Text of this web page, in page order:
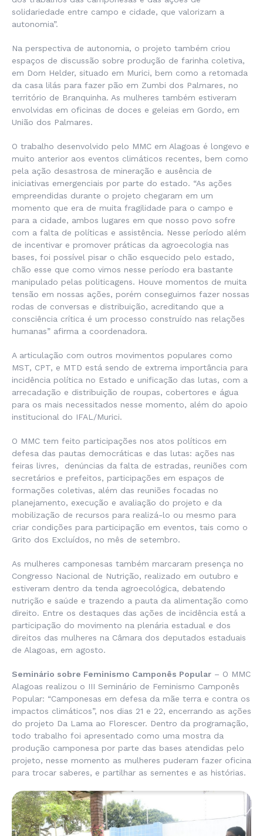
solidariedade entre campo e cidade, que valorizam a
autonomia”.
Na perspectiva de autonomia, o projeto também criou
espaços de discussão sobre produção de farinha coletiva,
em Dom Helder, situado em Murici, bem como a retomada
da casa lilás para fazer pão em Zumbi dos Palmares, no
território de Branquinha. As mulheres também estiveram
envolvidas em oficinas de doces e geleias em Gordo, em
União dos Palmares.
O trabalho desenvolvido pelo MMC em Alagoas é longevo e
muito anterior aos eventos climáticos recentes, bem como
pela ação desastrosa de mineração e ausência de
iniciativas emergenciais por parte do estado. “As ações
empreendidas durante o projeto chegaram em um
momento que era de muita fragilidade para o campo e
para a cidade, ambos lugares em que nosso povo sofre
com a falta de políticas e assistência. Nesse período além
de incentivar e promover práticas da agroecologia nas
bases, foi possível pisar o chão esquecido pelo estado,
chão esse que como vimos nesse período era bastante
manipulado pelas politicagens. Houve momentos de muita
tensão em nossas ações, porém conseguimos fazer nossas
rodas de conversas e distribuição, acreditando que a
consciência crítica é um processo construído nas relações
humanas” afirma a coordenadora.
A articulação com outros movimentos populares como
MST, CPT, e MTD está sendo de extrema importância para
incidência política no Estado e unificação das lutas, com a
arrecadação e distribuição de roupas, cobertores e água
para os mais necessitados nesse momento, além do apoio
institucional do IFAL/Murici.
O MMC tem feito participações nos atos políticos em
defesa das pautas democráticas e das lutas: ações nas
feiras livres, denúncias da falta de estradas, reuniões com
secretários e prefeitos, participações em espaços de
formações coletivas, além das reuniões focadas no
planejamento, execução e avaliação do projeto e da
mobilização de recursos para realizá-lo ou mesmo para
criar condições para participação em eventos, tais como o
Grito dos Excluídos, no mês de setembro.
As mulheres camponesas também marcaram presença no
Congresso Nacional de Nutrição, realizado em outubro e
estiveram dentro da tenda agroecológica, debatendo
nutrição e saúde e trazendo a pauta da alimentação como
direito. Entre os destaques das ações de incidência está a
participação do movimento na plenária estadual e dos
direitos das mulheres na Câmara dos deputados estaduais
de Alagoas, em agosto.
Seminário sobre Feminismo Camponês Popular – O MMC
Alagoas realizou o III Seminário de Feminismo Camponês
Popular: “Camponesas em defesa da mãe terra e contra os
impactos climáticos”, nos dias 21 e 22, encerrando as ações
do projeto Da Lama ao Florescer. Dentro da programação,
todo trabalho foi apresentado como uma mostra da
produção camponesa por parte das bases atendidas pelo
projeto, nesse momento as mulheres puderam fazer oficina
para trocar saberes, e partilhar as sementes e as histórias.